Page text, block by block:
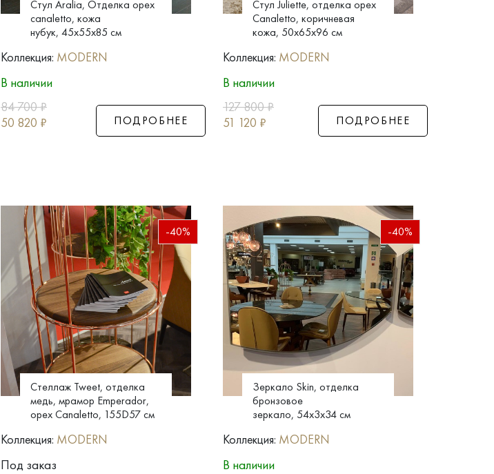
Стул Aralia, Отделка орех
canaletto, кожа
нубук, 45x55x85 см
Коллекция: MODERN
В наличии
84 700₽
50 820 ₽ ПОДРОБНЕЕ
Стул Juliette, отделка орех
Canaletto, коричневая
кожа, 50x65x96 см
Коллекция: MODERN
В наличии
127 800₽
51 120 ₽ ПОДРОБНЕЕ
-40%
Стеллаж Tweet, отделка
медь, мрамор Emperador,
орех Canaletto, 155D57 см
Коллекция: MODERN
Под заказ
-40%
Зеркало Skin, отделка
бронзовое
зеркало, 54x3x34 см
Коллекция: MODERN
В наличии